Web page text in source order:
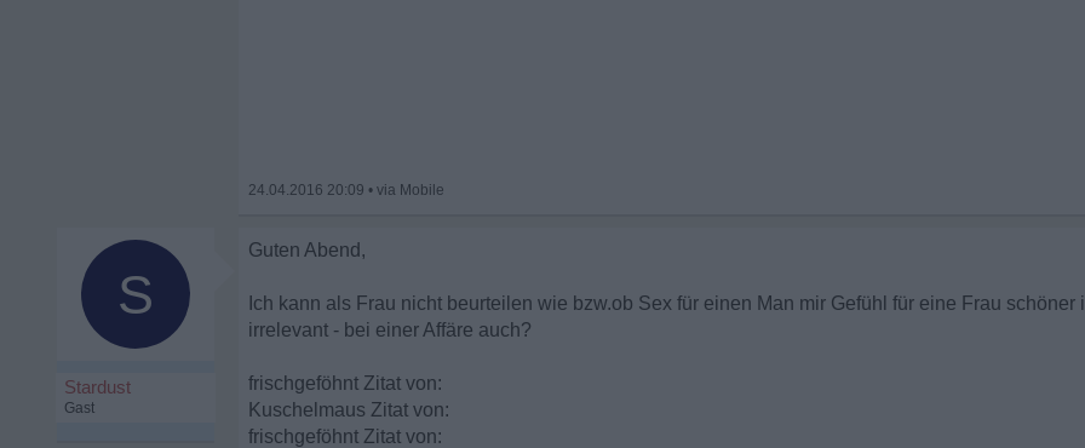
24.04.2016 20:09 •
S
Stardust
Gast
Guten Abend,
Ich kann als Frau nicht beurteilen wie bzw.ob Sex für einen Man mir Gefühl für eine Frau
irrelevant - bei einer Affäre auch?
frischgeföhnt Zitat von:
Kuschelmaus Zitat von:
frischgeföhnt Zitat von: